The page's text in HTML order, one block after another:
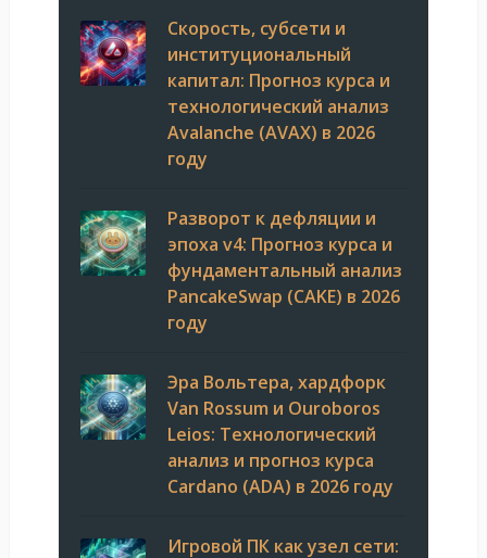
Скорость, субсети и
институциональный
капитал: Прогноз курса и
технологический анализ
Avalanche (AVAX) в 2026
году
Разворот к дефляции и
эпоха v4: Прогноз курса и
фундаментальный анализ
PancakeSwap (CAKE) в 2026
году
Эра Вольтера, хардфорк
Van Rossum и Ouroboros
Leios: Технологический
анализ и прогноз курса
Cardano (ADA) в 2026 году
Игровой ПК как узел сети: